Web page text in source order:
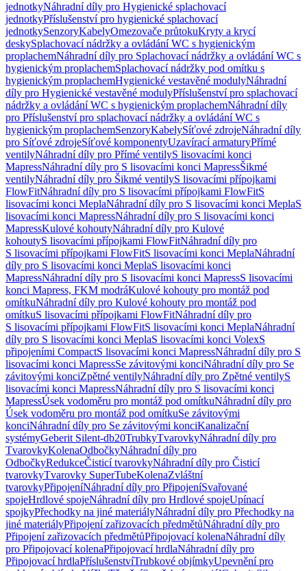
jednotkyNáhradní díly pro Hygienické splachovací
jednotkyPříslušenství pro hygienické splachovací
jednotkySenzoryKabelyOmezovače průtokuKryty a krycí
deskySplachovací nádržky a ovládání WC s hygienickým
proplachemNáhradní díly pro Splachovací nádržky a ovládání WC s
hygienickým proplachemSplachovací nádržky pod omítku s
hygienickým proplachemHygienické vestavěné modulyNáhradní
díly pro Hygienické vestavěné modulyPříslušenství pro splachovací
nádržky a ovládání WC s hygienickým proplachemNáhradní díly
pro Příslušenství pro splachovací nádržky a ovládání WC s
hygienickým proplachemSenzoryKabelySíťové zdrojeNáhradní díly
pro Síťové zdrojeSíťové komponentyUzavírací armaturyPřímé
ventilyNáhradní díly pro Přímé ventilyS lisovacími konci
MapressNáhradní díly pro S lisovacími konci MapressŠikmé
ventilyNáhradní díly pro Šikmé ventilyS lisovacími přípojkami
FlowFitNáhradní díly pro S lisovacími přípojkami FlowFitS
lisovacími konci MeplaNáhradní díly pro S lisovacími konci MeplaS
lisovacími konci MapressNáhradní díly pro S lisovacími konci
MapressKulové kohoutyNáhradní díly pro Kulové
kohoutyS lisovacími přípojkami FlowFitNáhradní díly pro
S lisovacími přípojkami FlowFitS lisovacími konci MeplaNáhradní
díly pro S lisovacími konci MeplaS lisovacími konci
MapressNáhradní díly pro S lisovacími konci MapressS lisovacími
konci Mapress, FKM modráKulové kohouty pro montáž pod
omítkuNáhradní díly pro Kulové kohouty pro montáž pod
omítkuS lisovacími přípojkami FlowFitNáhradní díly pro
S lisovacími přípojkami FlowFitS lisovacími konci MeplaNáhradní
díly pro S lisovacími konci MeplaS lisovacími konci VolexS
připojeními CompactS lisovacími konci MapressNáhradní díly pro S
lisovacími konci MapressSe závitovými konciNáhradní díly pro Se
závitovými konciZpětné ventilyNáhradní díly pro Zpětné ventilyS
lisovacími konci MapressNáhradní díly pro S lisovacími konci
MapressÚsek vodoměru pro montáž pod omítkuNáhradní díly pro
Úsek vodoměru pro montáž pod omítkuSe závitovými
konciNáhradní díly pro Se závitovými konciKanalizační
systémyGeberit Silent-db20TrubkyTvarovkyNáhradní díly pro
TvarovkyKolenaOdbočkyNáhradní díly pro
OdbočkyRedukceČisticí tvarovkyNáhradní díly pro Čisticí
tvarovkyTvarovky SuperTubeKolenaZvláštní
tvarovkyPřipojeníNáhradní díly pro PřipojeníSvařované
spojeHrdlové spojeNáhradní díly pro Hrdlové spojeUpínací
spojkyPřechodky na jiné materiályNáhradní díly pro Přechodky na
jiné materiályPřipojení zařizovacích předmětůNáhradní díly pro
Připojení zařizovacích předmětůPřipojovací kolenaNáhradní díly
pro Připojovací kolenaPřipojovací hrdlaNáhradní díly pro
Připojovací hrdlaPříslušenstvíTrubkové objímkyUpevnění pro